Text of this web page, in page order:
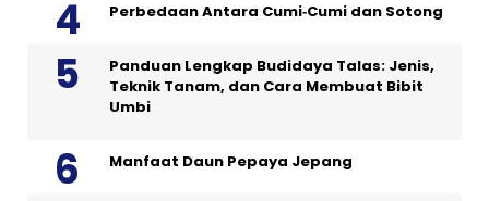
Perbedaan Antara Cumi‑Cumi dan Sotong
Panduan Lengkap Budidaya Talas: Jenis,
Teknik Tanam, dan Cara Membuat Bibit
Umbi
Manfaat Daun Pepaya Jepang